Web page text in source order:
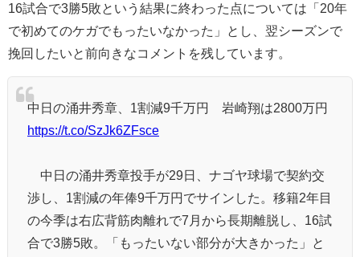
16試合で3勝5敗という結果に終わった点については「20年
で初めてのケガでもったいなかった」とし、翌シーズンで
挽回したいと前向きなコメントを残しています。
中日の涌井秀章、1割減9千万円 岩崎翔は2800万円
https://t.co/SzJk6ZFsce
中日の涌井秀章投手が29日、ナゴヤ球場で契約交
渉し、1割減の年俸9千万円でサインした。移籍2年目
の今季は右広背筋肉離れで7月から長期離脱し、16試
合で3勝5敗。「もったいない部分が大きかった」と